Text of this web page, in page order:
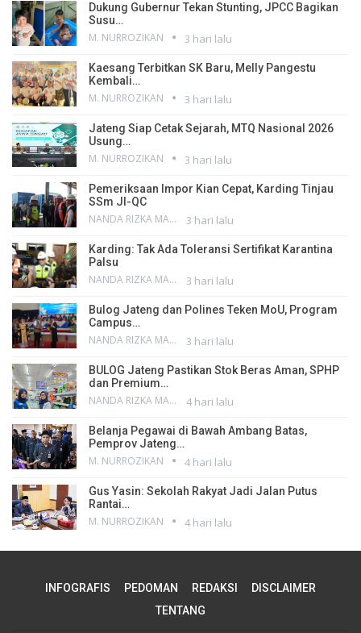
Dukung Gubernur Tekan Stunting, JPCC Bagikan
Susu…
M. NURROZIKAN 3 hari lalu
Kaesang Terbitkan SK Baru, Melly Pangestu
Kembali…
M. NURROZIKAN 3 hari lalu
Jateng Siap Cetak Sejarah, MTQ Nasional 2026
Usung…
M. NURROZIKAN 3 hari lalu
Pemeriksaan Impor Kian Cepat, Karding Tinjau
SSm JI-QC
NANDA RIZKA MAHENDRA 3 hari lalu
Karding: Tak Ada Toleransi Sertifikat Karantina
Palsu
NANDA RIZKA MAHENDRA 3 hari lalu
Bulog Jateng dan Polines Teken MoU, Program
Campus…
NANDA RIZKA MAHENDRA 3 hari lalu
BULOG Jateng Pastikan Stok Beras Aman, SPHP
dan Premium…
NANDA RIZKA MAHENDRA 4 hari lalu
Belanja Pegawai di Bawah Ambang Batas,
Pemprov Jateng…
M. NURROZIKAN 4 hari lalu
Gus Yasin: Sekolah Rakyat Jadi Jalan Putus
Rantai…
M. NURROZIKAN 4 hari lalu
INFOGRAFIS PEDOMAN REDAKSI
DISCLAIMER
TENTANG